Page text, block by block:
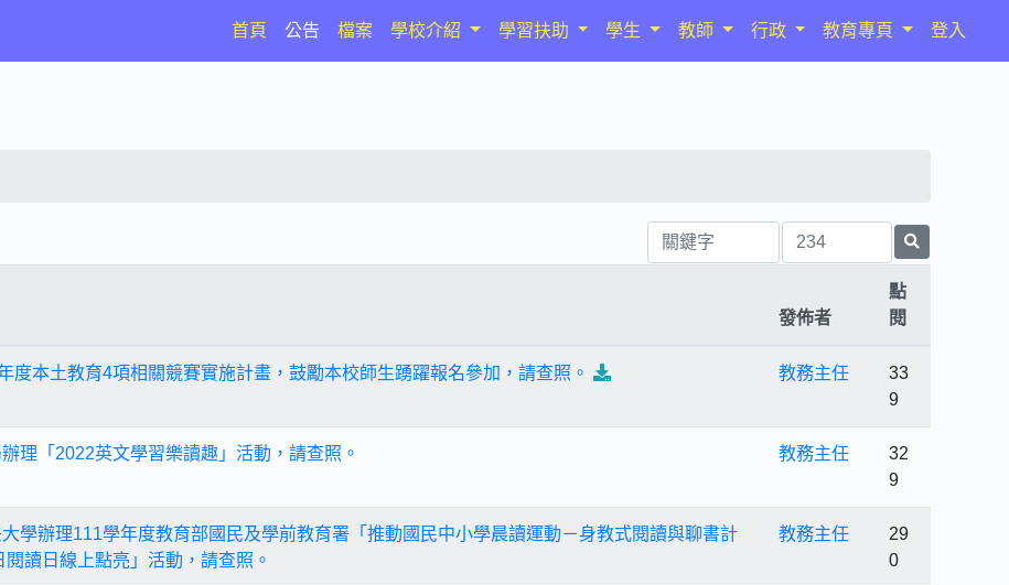
首頁(current)
公告 檔案 學校介紹 學習扶助 學生 教師 行政 教育專頁 登入
發佈者
點
閱
度本土教育4項相關競賽實施計畫，鼓勵本校師生踴躍報名參加，請查照。 教務主任
33
9
理「2022英文學習樂讀趣」活動，請查照。 教務主任
32
9
學辦理111學年度教育部國民及學前教育署「推動國民中小學晨讀運動－身教式閱讀與聊書計
讀日線上點亮」活動，請查照。
教務主任
29
0